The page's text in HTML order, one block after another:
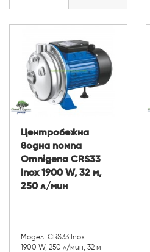
Центробежна
водна помпа
Omnigena CRS33
Inox 1900 W, 32 м,
250 л/мин
Модел: CRS33 Inox
1900 W, 250 л/мин, 32 м